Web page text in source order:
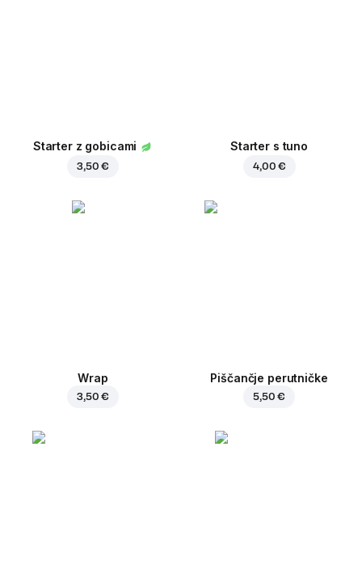
Starter z gobicami
3,50 €
Starter s tuno
4,00 €
Wrap
3,50 €
Piščančje perutničke
5,50 €